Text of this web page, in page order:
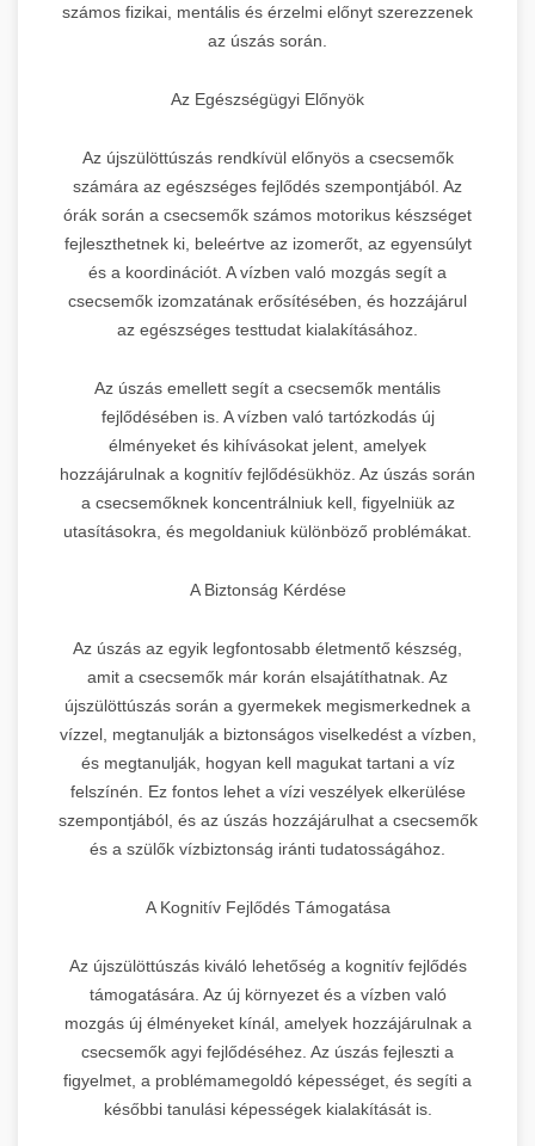
számos fizikai, mentális és érzelmi előnyt szerezzenek
az úszás során.
Az Egészségügyi Előnyök
Az újszülöttúszás rendkívül előnyös a csecsemők
számára az egészséges fejlődés szempontjából. Az
órák során a csecsemők számos motorikus készséget
fejleszthetnek ki, beleértve az izomerőt, az egyensúlyt
és a koordinációt. A vízben való mozgás segít a
csecsemők izomzatának erősítésében, és hozzájárul
az egészséges testtudat kialakításához.
Az úszás emellett segít a csecsemők mentális
fejlődésében is. A vízben való tartózkodás új
élményeket és kihívásokat jelent, amelyek
hozzájárulnak a kognitív fejlődésükhöz. Az úszás során
a csecsemőknek koncentrálniuk kell, figyelniük az
utasításokra, és megoldaniuk különböző problémákat.
A Biztonság Kérdése
Az úszás az egyik legfontosabb életmentő készség,
amit a csecsemők már korán elsajátíthatnak. Az
újszülöttúszás során a gyermekek megismerkednek a
vízzel, megtanulják a biztonságos viselkedést a vízben,
és megtanulják, hogyan kell magukat tartani a víz
felszínén. Ez fontos lehet a vízi veszélyek elkerülése
szempontjából, és az úszás hozzájárulhat a csecsemők
és a szülők vízbiztonság iránti tudatosságához.
A Kognitív Fejlődés Támogatása
Az újszülöttúszás kiváló lehetőség a kognitív fejlődés
támogatására. Az új környezet és a vízben való
mozgás új élményeket kínál, amelyek hozzájárulnak a
csecsemők agyi fejlődéséhez. Az úszás fejleszti a
figyelmet, a problémamegoldó képességet, és segíti a
későbbi tanulási képességek kialakítását is.